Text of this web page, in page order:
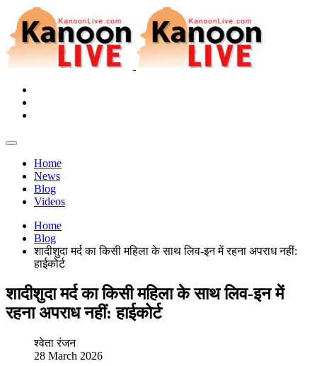
Home
News
Blog
Videos
Home
Blog
शादीशुदा मर्द का किसी महिला के साथ लिव-इन में रहना अपराध नहीं:
हाईकोर्ट
शादीशुदा मर्द का किसी महिला के साथ लिव-इन में
रहना अपराध नहीं: हाईकोर्ट
श्वेता रंजन
28 March 2026